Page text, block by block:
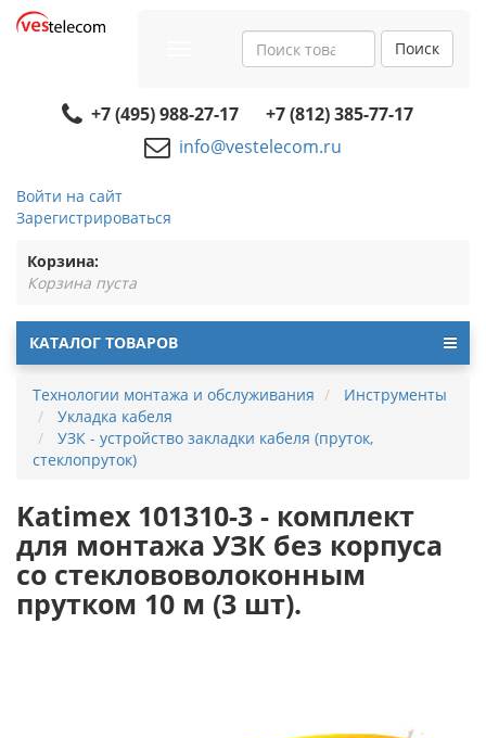
navigation
Поиск
+7 (495) 988-27-17
+7 (812) 385-77-17
info@vestelecom.ru
Войти на сайт
Зарегистрироваться
Корзина:
Корзина пуста
КАТАЛОГ ТОВАРОВ
Технологии монтажа и обслуживания
Инструменты
Укладка кабеля
УЗК - устройство закладки кабеля (пруток,
стеклопруток)
Katimex 101310-3 - комплект
для монтажа УЗК без корпуса
со стеклововолоконным
прутком 10 м (3 шт).